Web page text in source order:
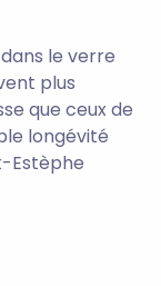
le verre
plus
que ceux de
longévité
Estèphe